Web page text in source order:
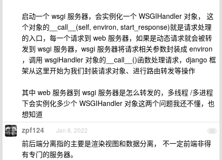
启动一个 wsgi 服务器，会实例化一个 WSGIHandler 对象， 这
个对象的__call__(self, environ, start_response)就是请求处理
的入口，每一个请求到 web 服务器，如果是动态请求就会被转
发到 wsgi 服务器，wsgi 服务器将请求相关参数封装成 environ
，调用 wsgiHandler 对象的__call__()函数处理请求，django 框
架从这里开始为我们封装请求对象、进行路由转发等操作
其中 web 服务器到 wsgi 服务器是怎么转发的，多线程 /多进程
下会实例化多少个 WSGIHandler 对象这两个问题我还不懂，也
想知道
33
zpf124 Jan 8, 2022
前后端分离指的主要是渲染视图和数据分离， 不一定前端非得
有专门的服务器。